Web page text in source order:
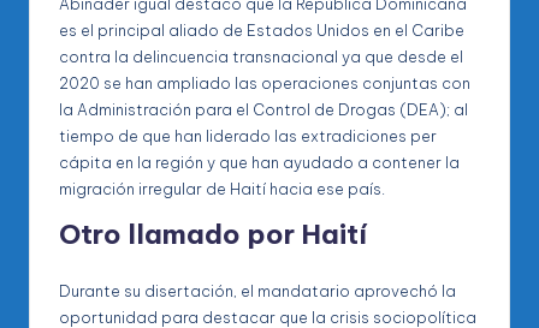
es el principal aliado de Estados Unidos en el Caribe
contra la delincuencia transnacional ya que desde el
2020 se han ampliado las operaciones conjuntas con
la Administración para el Control de Drogas (DEA); al
tiempo de que han liderado las extradiciones per
cápita en la región y que han ayudado a contener la
migración irregular de Haití hacia ese país.
Otro llamado por Haití
Durante su disertación, el mandatario aprovechó la
oportunidad para destacar que la crisis sociopolítica